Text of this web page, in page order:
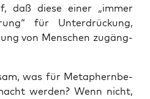
daß die­se einer „immer
für Unter­drü­ckung,
von Men­schen zugäng­
was für Meta­phern­be­
wer­den? Wenn nicht,